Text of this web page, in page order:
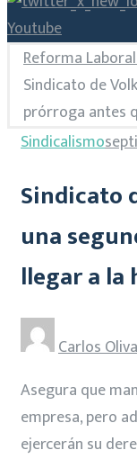
Youtube
Reforma
Sindicato de
prórroga antes
Sindicalismo
Sindicato
una
llegar a la
Carlos
Asegura que
empresa, pero
ejercerán su